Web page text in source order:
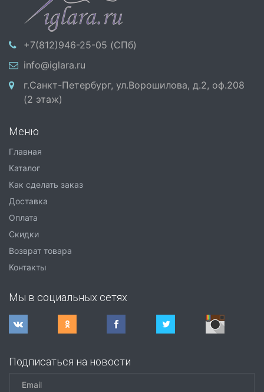
+7(812)946-25-05 (СПб)
info@iglara.ru
г.Санкт-Петербург, ул.Ворошилова, д.2, оф.208
(2 этаж)
Меню
Главная
Каталог
Как сделать заказ
Доставка
Оплата
Скидки
Возврат товара
Контакты
Мы в социальных сетях
Подписаться на новости